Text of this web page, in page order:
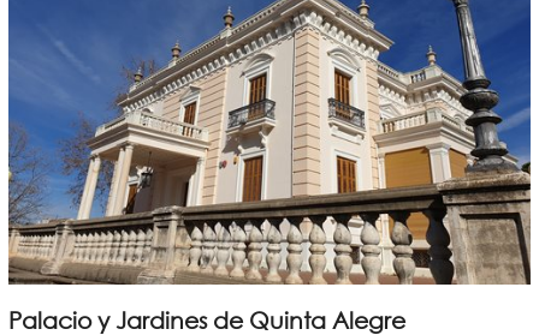
Palacio y Jardines de Quinta Alegre